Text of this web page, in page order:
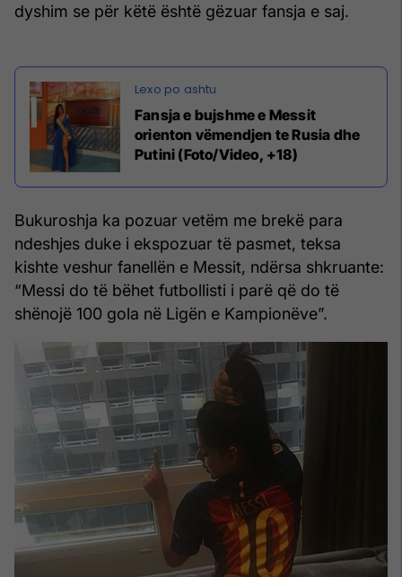
dyshim se për këtë është gëzuar fansja e saj.
Fansja e bujshme e Messit
orienton vëmendjen te Rusia dhe
Putini (Foto/Video, +18)
Bukuroshja ka pozuar vetëm me brekë para
ndeshjes duke i ekspozuar të pasmet, teksa
kishte veshur fanellën e Messit, ndërsa shkruante:
“Messi do të bëhet futbollisti i parë që do të
shënojë 100 gola në Ligën e Kampionëve”.